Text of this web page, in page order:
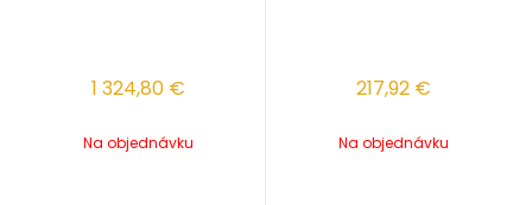
1 324,80 €
Na objednávku
217,92 €
Na objednávku